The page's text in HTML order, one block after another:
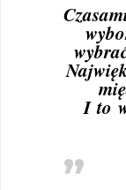
I to